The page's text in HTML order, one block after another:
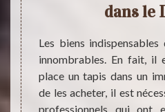
ce
?
du
le
qu'il
à
dans le
Les biens
innombrables. En fait, il
place un tapis dans un
de les acheter, il est
professionnels qui ont